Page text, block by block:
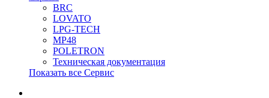
BRC
LOVATO
LPG-TECH
MP48
POLETRON
Техническая документация
Показать все Сервис